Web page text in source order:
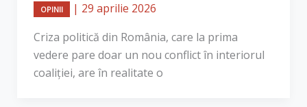
OPINII | 29 aprilie 2026
Criza politică din România, care la prima
vedere pare doar un nou conflict în interiorul
coaliției, are în realitate o